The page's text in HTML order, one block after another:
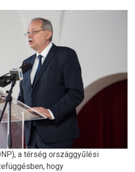
a térség országgyűlési
hogy